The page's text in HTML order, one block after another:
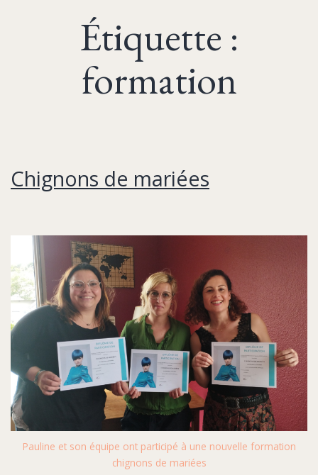
Étiquette :
formation
Chignons de mariées
Pauline et son équipe ont participé à une nouvelle formation
chignons de mariées